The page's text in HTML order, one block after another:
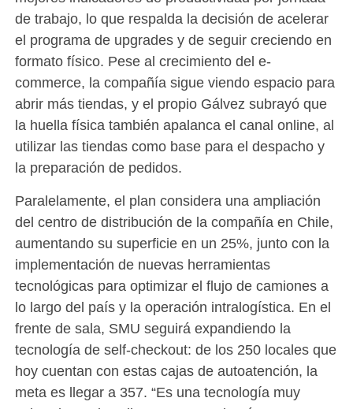
de trabajo, lo que respalda la decisión de acelerar
el programa de upgrades y de seguir creciendo en
formato físico. Pese al crecimiento del e-
commerce, la compañía sigue viendo espacio para
abrir más tiendas, y el propio Gálvez subrayó que
la huella física también apalanca el canal online, al
utilizar las tiendas como base para el despacho y
la preparación de pedidos.
Paralelamente, el plan considera una ampliación
del centro de distribución de la compañía en Chile,
aumentando su superficie en un 25%, junto con la
implementación de nuevas herramientas
tecnológicas para optimizar el flujo de camiones a
lo largo del país y la operación intralogística. En el
frente de sala, SMU seguirá expandiendo la
tecnología de self-checkout: de los 250 locales que
hoy cuentan con estas cajas de autoatención, la
meta es llegar a 357. “Es una tecnología muy